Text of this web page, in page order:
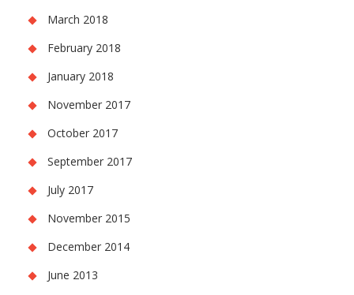
March 2018
February 2018
January 2018
November 2017
October 2017
September 2017
July 2017
November 2015
December 2014
June 2013